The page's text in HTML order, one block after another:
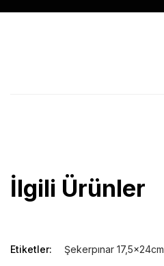
İlgili Ürünler
Etiketler: Şekerpınar 17,5x24cm